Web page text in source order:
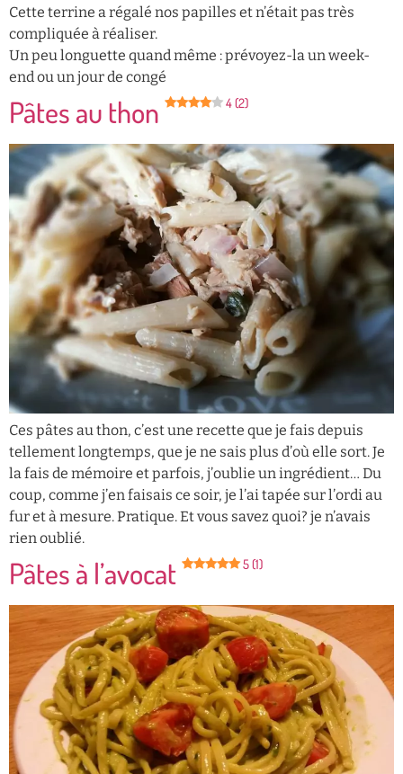
Cette terrine a régalé nos papilles et n’était pas très
compliquée à réaliser.
Un peu longuette quand même : prévoyez-la un week-
end ou un jour de congé
Pâtes au thon 4 (2)
Ces pâtes au thon, c’est une recette que je fais depuis
tellement longtemps, que je ne sais plus d’où elle sort. Je
la fais de mémoire et parfois, j’oublie un ingrédient… Du
coup, comme j’en faisais ce soir, je l’ai tapée sur l’ordi au
fur et à mesure. Pratique. Et vous savez quoi? je n’avais
rien oublié.
Pâtes à l’avocat 5 (1)